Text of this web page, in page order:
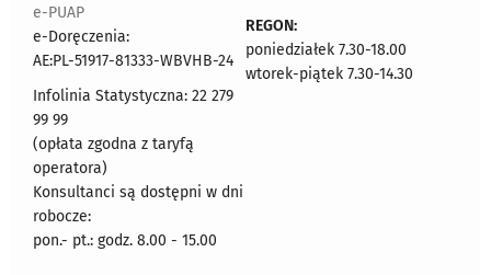
e-PUAP
e-Doręczenia:
AE:PL-51917-81333-WBVHB-24
Infolinia Statystyczna: 22 279
99 99
(opłata zgodna z taryfą
operatora)
Konsultanci są dostępni w dni
robocze:
pon.- pt.: godz. 8.00 - 15.00
REGON:
poniedziałek 7.30-18.00
wtorek-piątek 7.30-14.30